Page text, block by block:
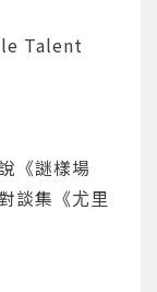
重新登
Talent
《謎樣場
談集《尤里